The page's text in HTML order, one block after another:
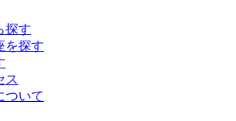
探す
を探す
ス
ついて